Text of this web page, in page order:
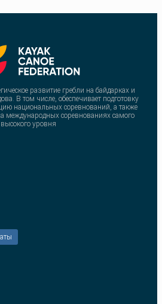
развитие гребли на байдарках и
В том числе, обеспечивает подготовку
национальных соревнований, а также
международных соревнованиях самого
высокого уровня